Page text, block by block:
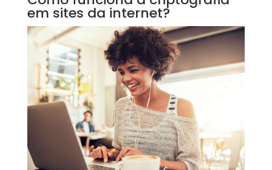
em sites da internet?